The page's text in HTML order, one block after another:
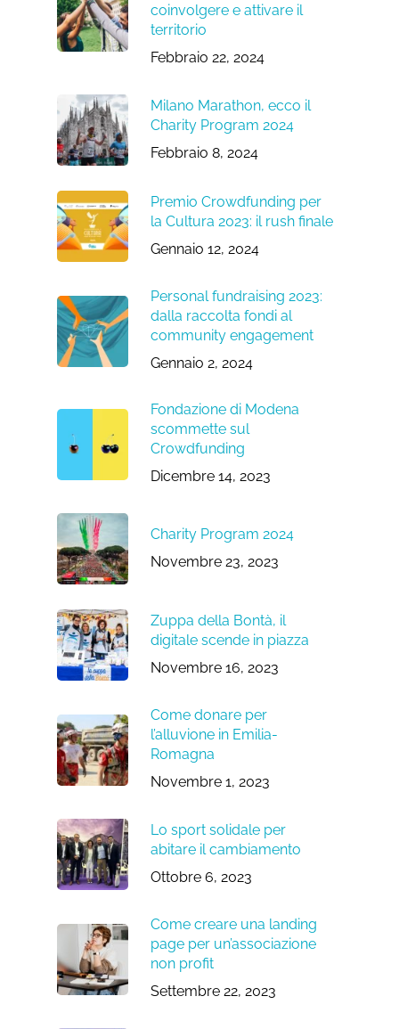
coinvolgere e attivare il
territorio
Febbraio 22, 2024
Milano Marathon, ecco il
Charity Program 2024
Febbraio 8, 2024
Premio Crowdfunding per
la Cultura 2023: il rush finale
Gennaio 12, 2024
Personal fundraising 2023:
dalla raccolta fondi al
community engagement
Gennaio 2, 2024
Fondazione di Modena
scommette sul
Crowdfunding
Dicembre 14, 2023
Charity Program 2024
Novembre 23, 2023
Zuppa della Bontà, il
digitale scende in piazza
Novembre 16, 2023
Come donare per
l’alluvione in Emilia-
Romagna
Novembre 1, 2023
Lo sport solidale per
abitare il cambiamento
Ottobre 6, 2023
Come creare una landing
page per un’associazione
non profit
Settembre 22, 2023